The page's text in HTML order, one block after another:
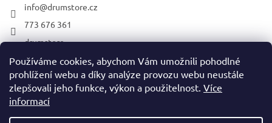
Používáme cookies, abychom Vám umožnili pohodlné
prohlížení webu a díky analýze provozu webu neustále
zlepšovali jeho funkce, výkon a použitelnost. Více
informací
info@drumstore.cz
773 676 361
drumstore
drumstore.cz
https://www.youtube.com/@DRUMSTOREPRAGUE